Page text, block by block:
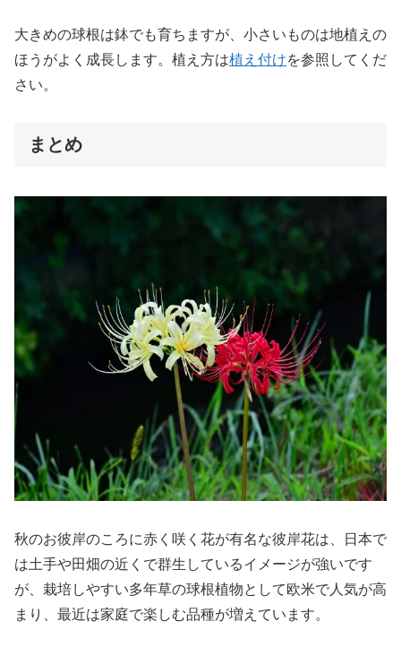
大きめの球根は鉢でも育ちますが、小さいものは地植えの
ほうがよく成長します。植え方は植え付けを参照してくだ
さい。
まとめ
秋のお彼岸のころに赤く咲く花が有名な彼岸花は、日本で
は土手や田畑の近くで群生しているイメージが強いです
が、栽培しやすい多年草の球根植物として欧米で人気が高
まり、最近は家庭で楽しむ品種が増えています。